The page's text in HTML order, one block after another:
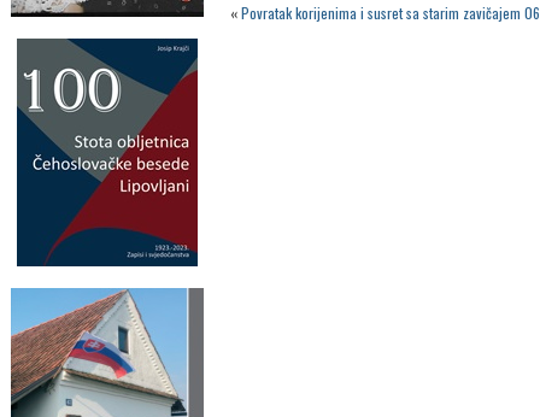
«Povratak korijenima i susret sa starim zavičajem